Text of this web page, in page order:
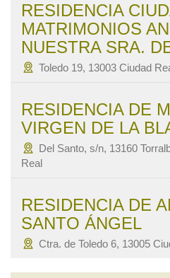
RESIDENCIA
MATRIMONIOS
NUESTRA SRA.
Toledo 19, 13003 Ciudad
RESIDENCIA DE
VIRGEN DE LA
Del Santo, s/n, 13160
Real
RESIDENCIA DE
SANTO ÁNGEL
Ctra. de Toledo 6, 13005